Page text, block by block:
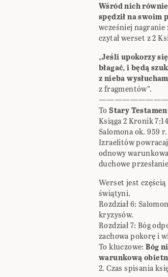
Wśród nich
spędził na
wcześniej
czytał werset z 2
„Jeśli upokorzy
błagać, i będą
z nieba
z fragmentów”.
ToStary
Ksiąga 2 Kronik
Salomona ok. 959
Izraelitów
odnowy
duchowe
Werset jest
świątyni.
Rozdział 6:
kryzysów.
Rozdział 7: Bóg
zachowa pokorę i
To kluczowe:Bóg
warunkową
2. Czas spisania